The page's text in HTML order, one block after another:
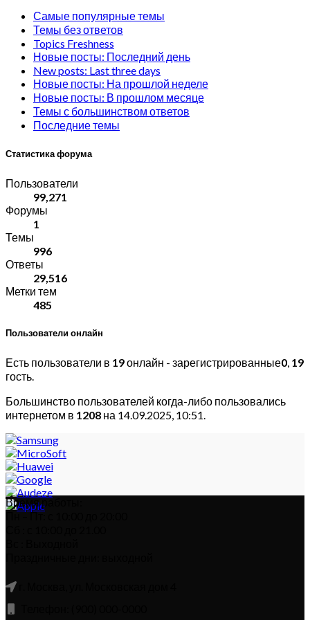
Самые популярные темы
Темы без ответов
Topics Freshness
Новые посты: Последний день
New posts: Last three days
Новые посты: На прошлой неделе
Новые посты: В прошлом месяце
Темы с большинством ответов
Последние темы
Статистика форума
Пользователи
99,271
Форумы
1
Темы
996
Ответы
29,516
Метки тем
485
Пользователи онлайн
Есть пользователи в 19онлайн - зарегистрированные0, 19
гость.
Большинство пользователей когда-либо пользовались
интернетом в 1208 на 14.09.2025, 10:51.
Время работы:
Пн – Пт: с 10:00 до 20:00